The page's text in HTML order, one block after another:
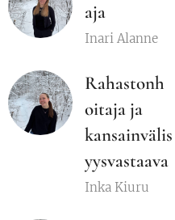
aja
Inari Alanne
Rahastonh
oitaja ja
kansainvälis
yysvastaava
Inka Kiuru